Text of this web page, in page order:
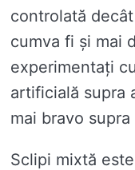
controlată
cumva fi și mai
experimentați
artificială supra
mai bravo supra
Sclipi mixtă